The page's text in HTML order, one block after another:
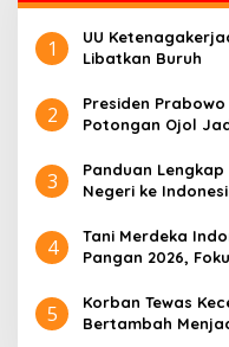
1
UU
Libatkan Buruh
2
Presiden
Potongan Ojol
3
Panduan
Negeri ke
4
Tani Merdeka
Pangan 2026,
5
Korban Tewas
Bertambah